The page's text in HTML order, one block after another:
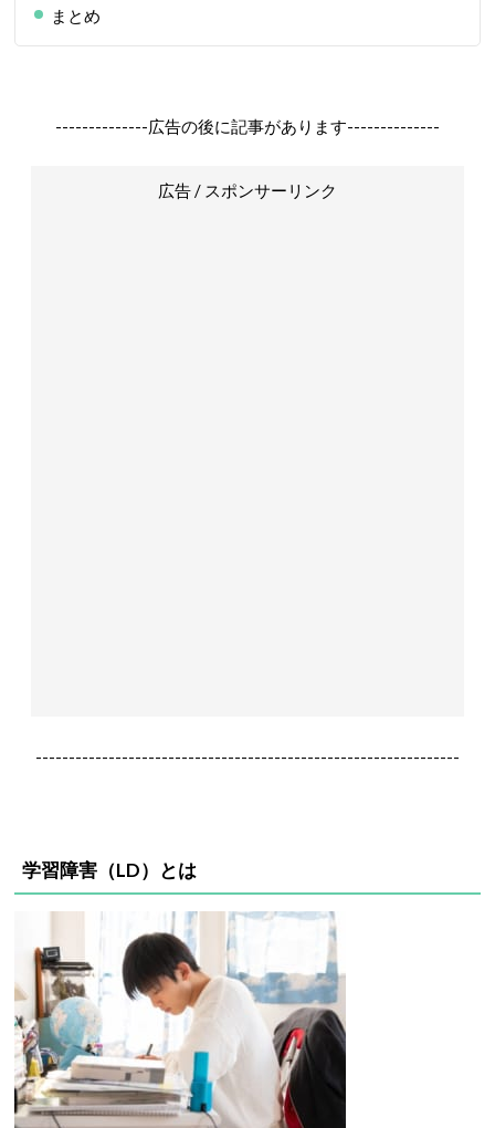
まとめ
--------------広告の後に記事があります--------------
広告 / スポンサーリンク
----------------------------------------------------------------
学習障害（LD）とは